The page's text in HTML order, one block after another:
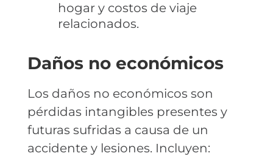
hogar y costos de viaje
relacionados.
Daños no económicos
Los daños no económicos son
pérdidas intangibles presentes y
futuras sufridas a causa de un
accidente y lesiones. Incluyen: